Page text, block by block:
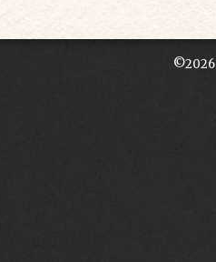
©2026